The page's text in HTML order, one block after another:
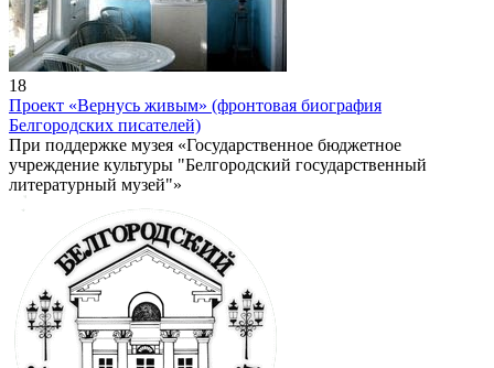
18
Проект «Вернусь живым» (фронтовая биография
Белгородских писателей)
При поддержке музея «Государственное бюджетное
учреждение культуры "Белгородский государственный
литературный музей"»